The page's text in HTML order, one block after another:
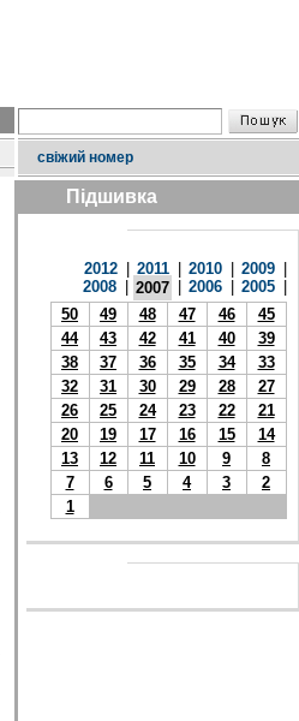
свіжий номер
Підшивка
2012 2011 2010 2009
2008
2007 2006 2005
50
49 48 47 46
45
44
43 42 41 40
39
38
37 36 35 34
33
32
31 30 29 28
27
26
25 24 23 22
21
20
19 17 16 15
14
13
12 11 10 9
8
7
6 5 4 3
2
1